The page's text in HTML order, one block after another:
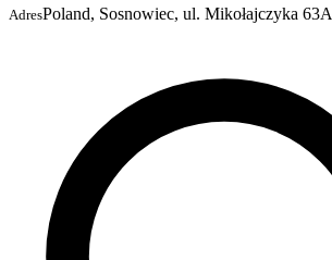
AdresPoland, Sosnowiec, ul. Mikołajczyka 63A